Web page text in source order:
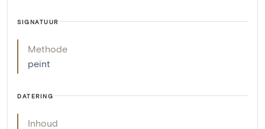
SIGNATUUR
Methode
peint
DATERING
Inhoud